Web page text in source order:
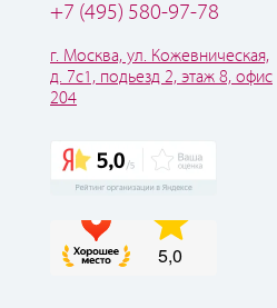
+7 (495) 580-97-78
г. Москва, ул. Кожевническая,
д. 7с1, подьезд 2, этаж 8, офис
204